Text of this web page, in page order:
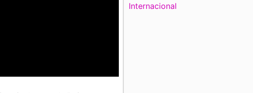
Internacional